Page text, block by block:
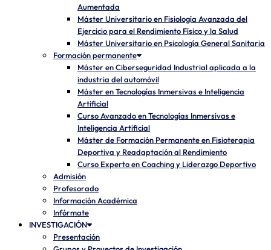
Aumentada
Máster Universitario en Fisiología Avanzada del
Ejercicio para el Rendimiento Físico y la Salud
Máster Universitario en Psicología General Sanitaria
Formación permanente
Máster en Ciberseguridad Industrial aplicada a la
industria del automóvil
Máster en Tecnologías Inmersivas e Inteligencia
Artificial
Curso Avanzado en Tecnologías Inmersivas e
Inteligencia Artificial
Máster de Formación Permanente en Fisioterapia
Deportiva y Readaptación al Rendimiento
Curso Experto en Coaching y Liderazgo Deportivo
Admisión
Profesorado
Información Académica
Infórmate
INVESTIGACIÓN
Presentación